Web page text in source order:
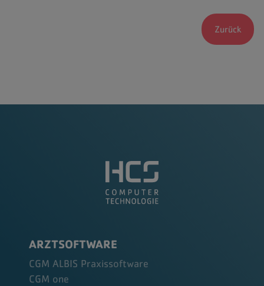
Zurück
ARZTSOFTWARE
CGM ALBIS Praxissoftware
CGM one